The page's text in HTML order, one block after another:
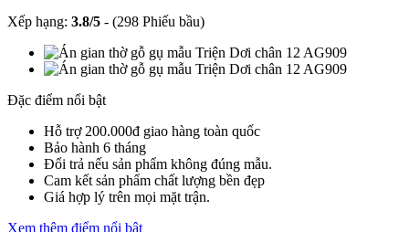
Xếp hạng: 3.8/5 - (298 Phiếu bầu)
Đặc điểm nổi bật
Hỗ trợ 200.000đ giao hàng toàn quốc
Bảo hành 6 tháng
Đổi trả nếu sản phẩm không đúng mẫu.
Cam kết sản phẩm chất lượng bền đẹp
Giá hợp lý trên mọi mặt trận.
Xem thêm điểm nổi bật